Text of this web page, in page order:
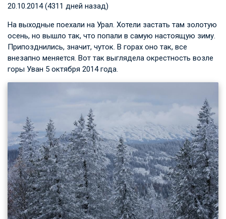
20.10.2014 (4311 дней назад)
На выходные поехали на Урал. Хотели застать там золотую
осень, но вышло так, что попали в самую настоящую зиму.
Припозднились, значит, чуток. В горах оно так, все
внезапно меняется. Вот так выглядела окрестность возле
горы Уван 5 октября 2014 года.